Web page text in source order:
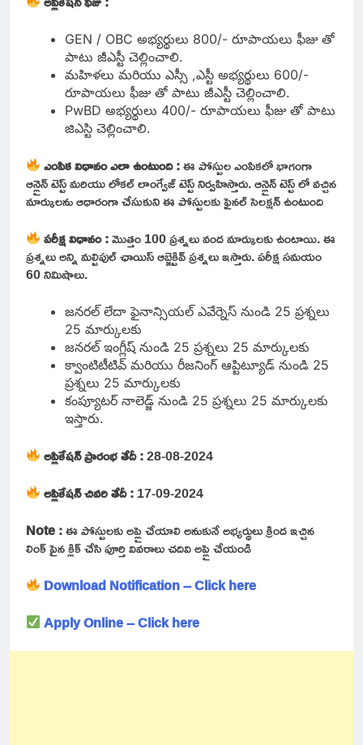
GEN / OBC అభ్యర్థులు 800/- రూపాయలు ఫీజు తో
పాటు జీఎస్టీ చెల్లించాలి.
మహిళలు మరియు ఎస్సీ ,ఎస్టీ అభ్యర్థులు 600/-
రూపాయలు ఫీజు తో పాటు జీఎస్టీ చెల్లించాలి.
PwBD అభ్యర్థులు 400/- రూపాయలు ఫీజు తో పాటు
జిఎస్టి చెల్లించాలి.
ఎంపిక విధానం ఎలా ఉంటుంది :ఈ పోస్టుల ఎంపికలో భాగంగా
ఆన్లైన్ టెస్ట్ మరియు లోకల్ లాంగ్వేజ్ టెస్ట్ నిర్వహిస్తారు. ఆన్లైన్ టెస్ట్ లో వచ్చిన
మార్కులను ఆధారంగా చేసుకుని ఈ పోస్టులకు ఫైనల్ సెలక్షన్ ఉంటుంది
పరీక్ష విధానం :మొత్తం 100 ప్రశ్నలు వంద మార్కులకు ఉంటాయి. ఈ
ప్రశ్నలు అన్ని మల్టిపుల్ ఛాయిస్ ఆబ్జెక్టివ్ ప్రశ్నలు ఇస్తారు. పరీక్ష సమయం
60 నిమిషాలు.
జనరల్ లేదా ఫైనాన్సియల్ ఎవేర్నెస్ నుండి 25 ప్రశ్నలు
25 మార్కులకు
జనరల్ ఇంగ్లీష్ నుండి 25 ప్రశ్నలు 25 మార్కులకు
క్వాంటిటీటివ్ మరియు రీజనింగ్ ఆప్టిట్యూడ్ నుండి 25
ప్రశ్నలు 25 మార్కులకు
కంప్యూటర్ నాలెడ్జ్ నుండి 25 ప్రశ్నలు 25 మార్కులకు
ఇస్తారు.
అప్లికేషన్ ప్రారంభ తేదీ :28-08-2024
అప్లికేషన్ చివరి తేదీ :17-09-2024
Note :ఈ పోస్టులకు అప్లై చేయాలి అనుకునే అభ్యర్థులు క్రింద ఇచ్చిన
లింక్ పైన క్లిక్ చేసి పూర్తి వివరాలు చదివి అప్లై చేయండి
Download Notification – Click here
Apply Online – Click here